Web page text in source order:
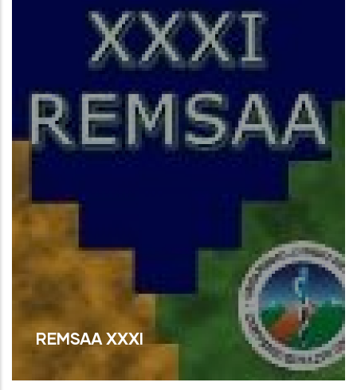
Read More
REMSAA XXXI